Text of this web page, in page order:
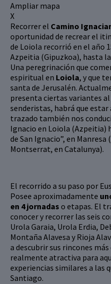
Ampliar mapa
X
Recorrer el Camino
oportunidad de recrear el
de Loiola recorrió en el año
Azpeitia (Gipuzkoa), hasta
Una peregrinación que
espiritual en Loiola, y que
santa de Jerusalén.
presenta ciertas variantes
senderistas, habrá que
trazado también nos
Ignacio en Loiola (Azpeitia)
de San Ignacio”, en
Montserrat, en Catalunya).
El recorrido a su paso por
Posee aproximadamente
en 4 jornadas o etapas. El
conocer y recorrer las seis
Urola Garaia, Urola Erdia,
Montaña Alavesa y Rioja
a descubrir sus rincones
realmente atractiva para
experiencias similares a las
Santiago.